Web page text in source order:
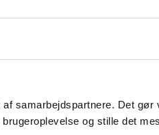
samarbejdspartnere. Det gør
og stille det
før der er
tid.